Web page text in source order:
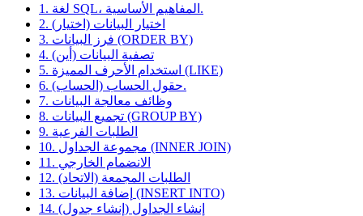
1. لغة SQL، المفاهيم الأساسية.
2. اختيار البيانات (اختيار)
3. فرز البيانات (ORDER BY)
4. تصفية البيانات (أين)
5. استخدام الأحرف المميزة (LIKE)
6. حقول الحساب (الحساب).
7. وظائف معالجة البيانات
8. تجميع البيانات (GROUP BY)
9. الطلبات الفرعية
10. مجموعة الجداول (INNER JOIN)
11. الانضمام الخارجي
12. الطلبات المجمعة (الاتحاد)
13. إضافة البيانات (INSERT INTO)
14. إنشاء الجداول (إنشاء جدول)